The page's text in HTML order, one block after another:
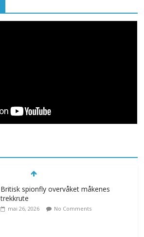
Britisk spionfly overvåket måkenes
trekkrute
mai 26, 2026 No Comments